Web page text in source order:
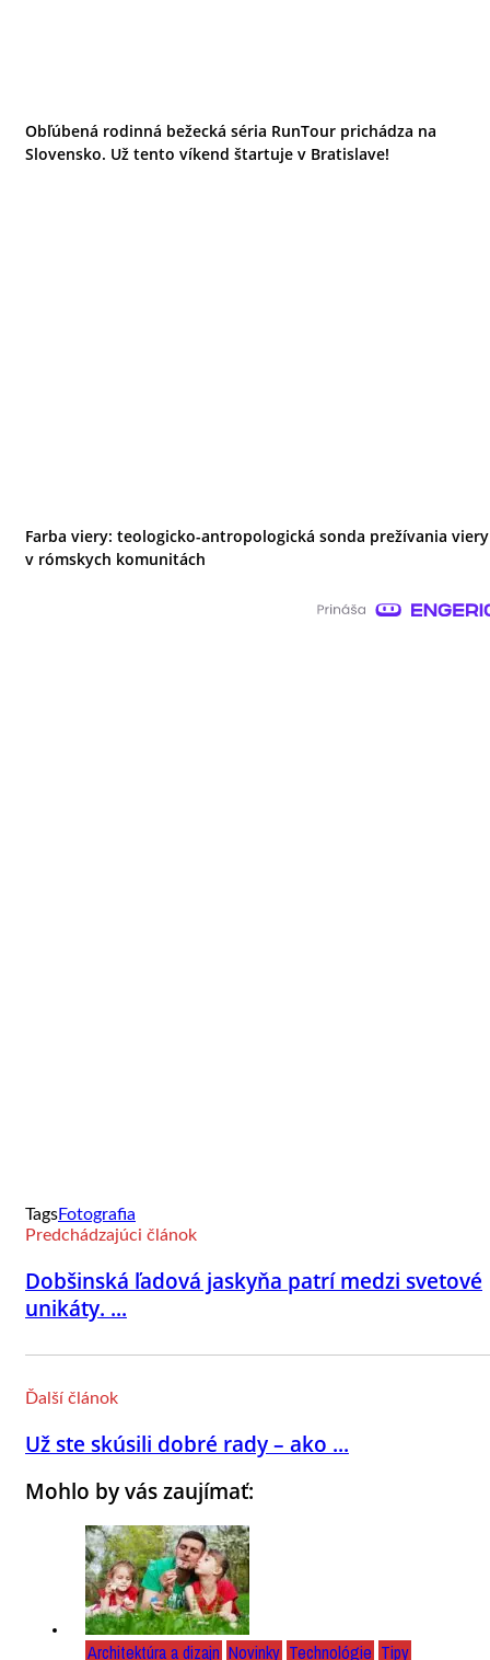
Obľúbená rodinná bežecká séria RunTour prichádza na
Slovensko. Už tento víkend štartuje v Bratislave!
Farba viery: teologicko-antropologická sonda prežívania viery
v rómskych komunitách
TagsFotografia
Predchádzajúci článok
Dobšinská ľadová jaskyňa patrí medzi svetové
unikáty. ...
Ďalší článok
Už ste skúsili dobré rady – ako ...
Mohlo by vás zaujímať:
Architektúra a dizajn Novinky Technológie Tipy